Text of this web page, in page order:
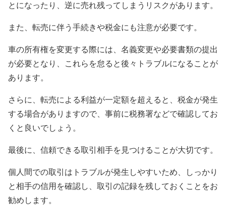
とになったり、逆に売れ残ってしまうリスクがあります。
また、転売に伴う手続きや税金にも注意が必要です。
車の所有権を変更する際には、名義変更や必要書類の提出
が必要となり、これらを怠ると後々トラブルになることが
あります。
さらに、転売による利益が一定額を超えると、税金が発生
する場合がありますので、事前に税務署などで確認してお
くと良いでしょう。
最後に、信頼できる取引相手を見つけることが大切です。
個人間での取引はトラブルが発生しやすいため、しっかり
と相手の信用を確認し、取引の記録を残しておくことをお
勧めします。